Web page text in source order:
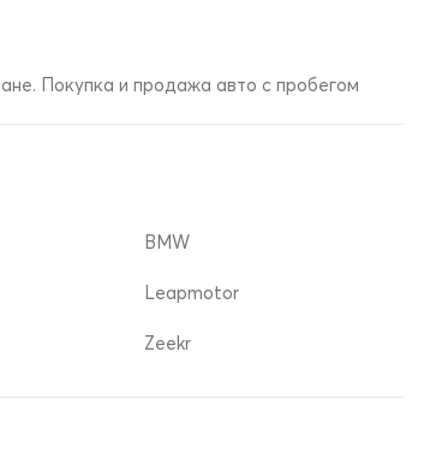
Покупка и продажа авто с пробегом
BMW
Leapmotor
Zeekr